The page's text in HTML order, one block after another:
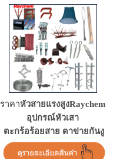
ราคาหัวสายแรงสูงRaychem
อุปกรณ์หัวเสา
ตะกร้อร้อยสาย ตาข่ายกันงู